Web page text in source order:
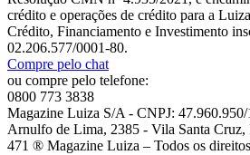
crédito e operações de crédito para a
Crédito, Financiamento e Investimento
02.206.577/0001-80.
Compre pelo chat
ou compre pelo telefone:
0800 773 3838
Magazine Luiza S/A - CNPJ:
Arnulfo de Lima, 2385 - Vila Santa Cruz,
471 ® Magazine Luiza – Todos os